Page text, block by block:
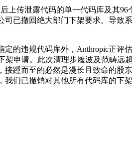
传泄露代码的单一代码库及其96
司已撤回绝大部门下架要求。导致
违规代码库外，Anthropic正评
架申请。此次清理步履波及范畴
踵而至的必然是漫长且致命的股
们已撤销对其他所有代码库的下架